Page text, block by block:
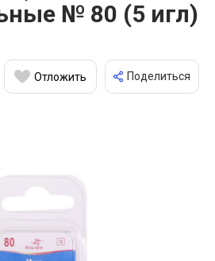
№ 80 (5 игл)
Отложить Поделиться